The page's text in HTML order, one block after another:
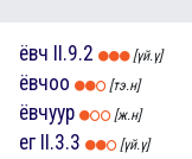
ёвч II.9.2 [үй.ү]
ёвчоо [тэ.н]
ёвчуур [ж.н]
ег II.3.3 [үй.ү]